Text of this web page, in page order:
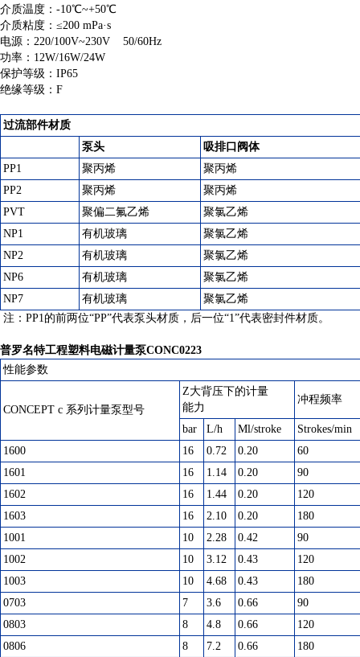
介质温度：-10℃~+50℃
介质粘度：≤200 mPa·s
电源：220/100V~230V 50/60Hz
功率：12W/16W/24W
保护等级：IP65
绝缘等级：F
过流部件材质
泵头
吸排口阀体
PP1
聚丙烯
聚丙烯
PP2
聚丙烯
聚丙烯
PVT
聚偏二氟乙烯
聚氯乙烯
NP1
有机玻璃
聚氯乙烯
NP2
有机玻璃
聚氯乙烯
NP6
有机玻璃
聚氯乙烯
NP7
有机玻璃
聚氯乙烯
注：PP1的前两位“PP”代表泵头材质，后一位“1”代表密封件材质。
普罗名特工程塑料电磁计量泵CONC0223
性能参数
CONCEPT c 系列计量泵型号
Z大背压下的计量
能力
冲程频率
bar L/h Ml/stroke
Strokes/min
1600
16 0.72 0.20
60
1601
16 1.14 0.20
90
1602
16 1.44 0.20
120
1603
16 2.10 0.20
180
1001
10 2.28 0.42
90
1002
10 3.12 0.43
120
1003
10 4.68 0.43
180
0703
7 3.6 0.66
90
0803
8 4.8 0.66
120
0806
8 7.2 0.66
180